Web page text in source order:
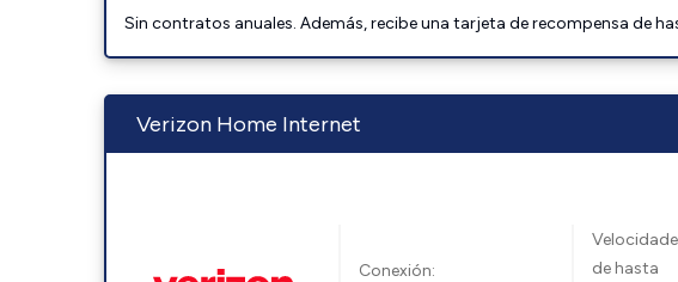
Sin contratos anuales. Además, recibe una tarjeta de recompensa de
Verizon Home Internet
Conexión:
de hasta